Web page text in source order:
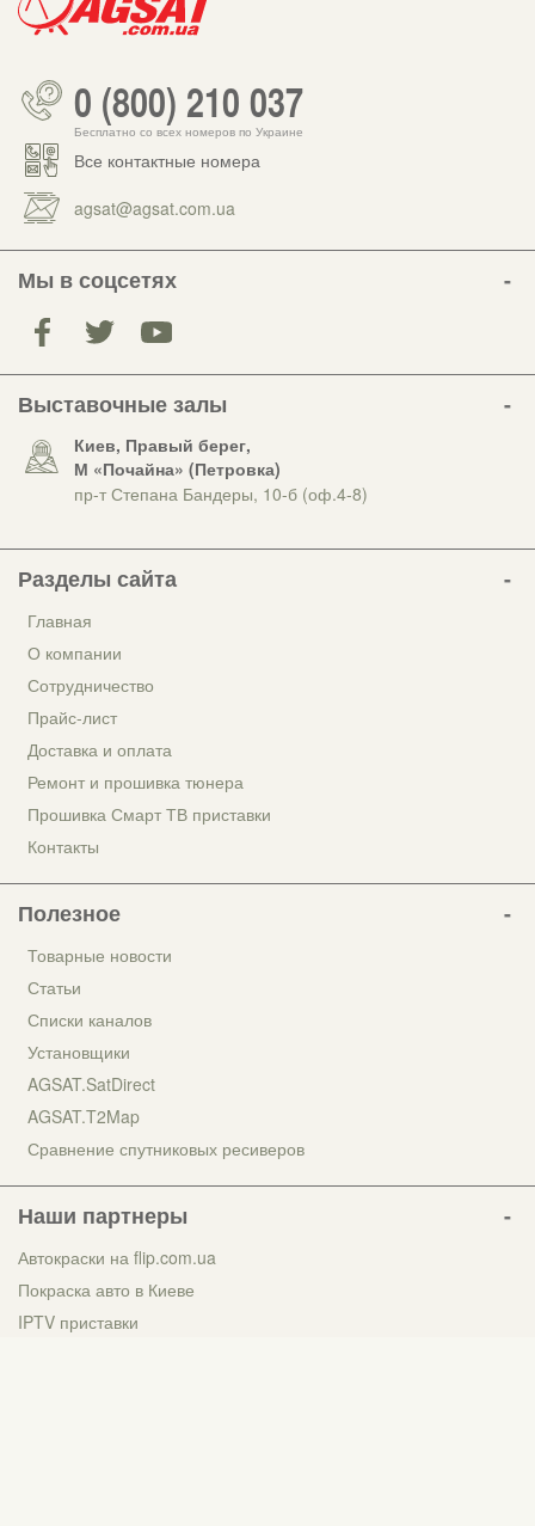
0 (800) 210 037
Бесплатно со всех номеров по Украине
Все контактные номера
agsat@agsat.com.ua
Мы в соцсетях
Выставочные залы
Киев, Правый берег,
М «Почайна» (Петровка)
пр-т Степана Бандеры, 10-б (оф.4-8)
Разделы сайта
Главная
О компании
Сотрудничество
Прайс-лист
Доставка и оплата
Ремонт и прошивка тюнера
Прошивка Смарт ТВ приставки
Контакты
Полезное
Товарные новости
Статьи
Списки каналов
Установщики
AGSAT.SatDirect
AGSAT.T2Map
Сравнение спутниковых ресиверов
Наши партнеры
Автокраски на flip.com.ua
Покраска авто в Киеве
IPTV приставки